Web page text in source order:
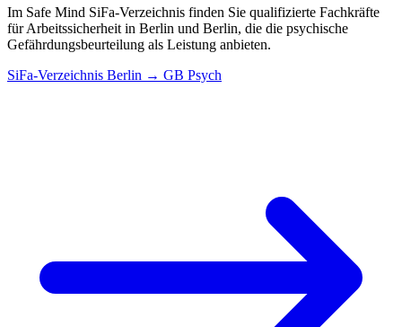
Im Safe Mind SiFa-Verzeichnis finden Sie qualifizierte Fachkräfte
für Arbeitssicherheit in Berlin und Berlin, die die psychische
Gefährdungsbeurteilung als Leistung anbieten.
SiFa-Verzeichnis Berlin → GB Psych